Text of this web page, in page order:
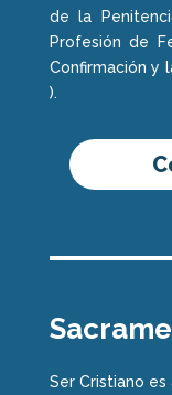
de la
Profesión de
Confirmación y
).
Ser Cristiano